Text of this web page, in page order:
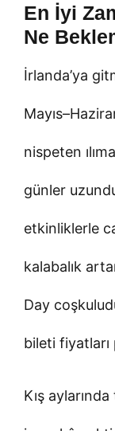
En İyi
Ne
İrlanda’ya
nispeten
günler
etkinliklerle
kalabalık
Day
bileti fiyatları
Kış